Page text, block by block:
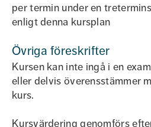
per termin under en
enligt denna kursplan
Övriga föreskrifter
Kursen kan inte ingå i en
eller delvis överensstämmer
kurs.
Kursvärdering genomförs